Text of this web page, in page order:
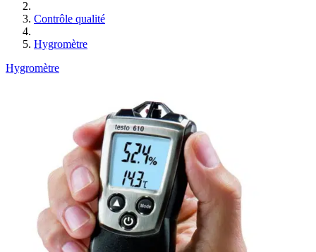
Contrôle qualité
Hygromètre
Hygromètre